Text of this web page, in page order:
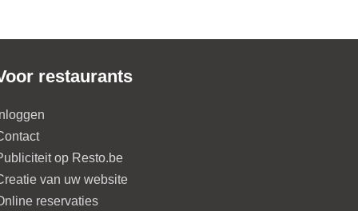
restaurants
Inloggen
op Resto.be
van uw website
reservaties